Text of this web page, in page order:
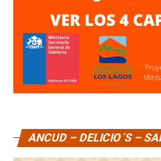
ANCUD – DELICIO´S –